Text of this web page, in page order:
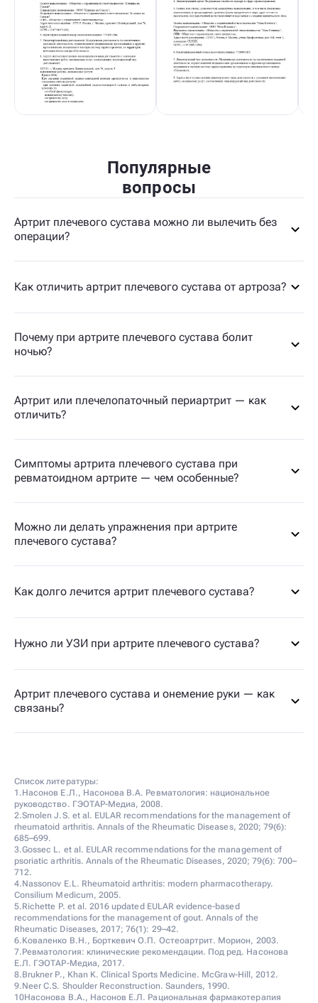
Популярные
вопросы
Артрит плечевого сустава можно ли вылечить без
операции?
Как отличить артрит плечевого сустава от артроза?
Почему при артрите плечевого сустава болит
ночью?
Артрит или плечелопаточный периартрит — как
отличить?
Симптомы артрита плечевого сустава при
ревматоидном артрите — чем особенные?
Можно ли делать упражнения при артрите
плечевого сустава?
Как долго лечится артрит плечевого сустава?
Нужно ли УЗИ при артрите плечевого сустава?
Артрит плечевого сустава и онемение руки — как
связаны?
Список литературы:
1.Насонов Е.Л., Насонова В.А. Ревматология: национальное
руководство. ГЭОТАР-Медиа, 2008.
2.Smolen J.S. et al. EULAR recommendations for the management of
rheumatoid arthritis. Annals of the Rheumatic Diseases, 2020; 79(6):
685–699.
3.Gossec L. et al. EULAR recommendations for the management of
psoriatic arthritis. Annals of the Rheumatic Diseases, 2020; 79(6): 700–
712.
4.Nassonov E.L. Rheumatoid arthritis: modern pharmacotherapy.
Consilium Medicum, 2005.
5.Richette P. et al. 2016 updated EULAR evidence-based
recommendations for the management of gout. Annals of the
Rheumatic Diseases, 2017; 76(1): 29–42.
6.Коваленко В.Н., Борткевич О.П. Остеоартрит. Морион, 2003.
7.Ревматология: клинические рекомендации. Под ред. Насонова
Е.Л. ГЭОТАР-Медиа, 2017.
8.Brukner P., Khan K. Clinical Sports Medicine. McGraw-Hill, 2012.
9.Neer C.S. Shoulder Reconstruction. Saunders, 1990.
10Насонова В.А., Насонов Е.Л. Рациональная фармакотерапия